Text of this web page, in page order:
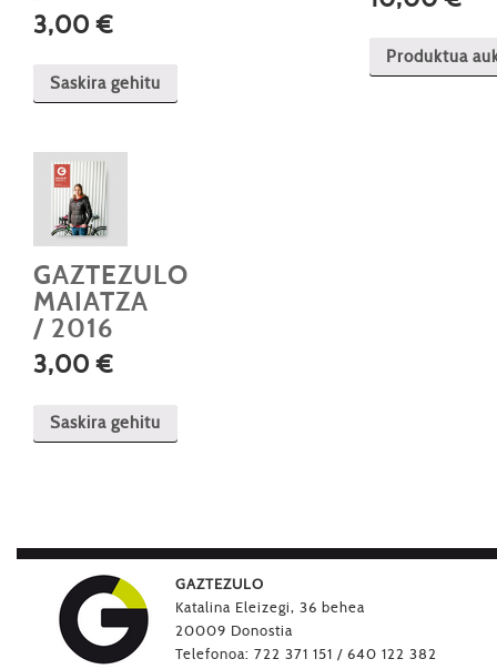
3,00€
Saskira gehitu
Produktua
GAZTEZULO
MAIATZA
/ 2016
3,00€
Saskira gehitu
GAZTEZULO
Katalina Eleizegi, 36 behea
20009 Donostia
Telefonoa: 722 371 151 / 640 122 382